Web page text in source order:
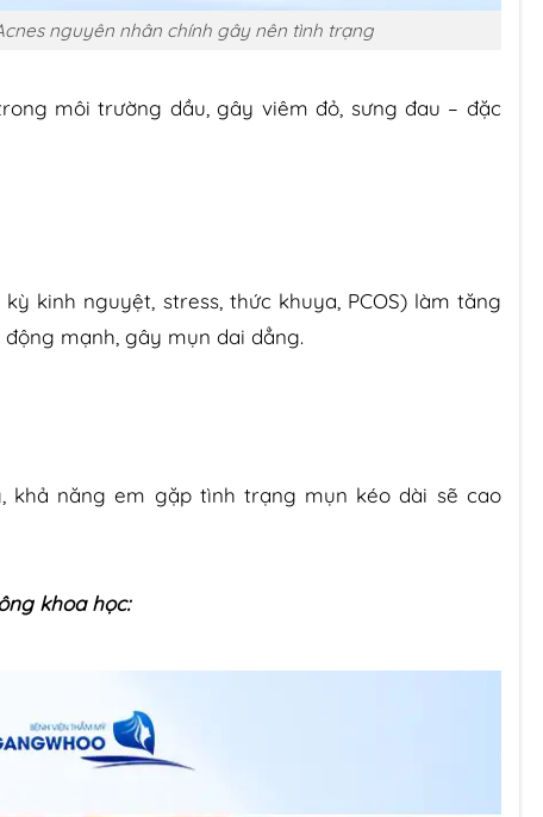
nguyên nhân chính gây nên tình trạng
môi trường dầu, gây viêm đỏ, sưng đau – đặc
kinh nguyệt, stress, thức khuya, PCOS) làm tăng
mạnh, gây mụn dai dẳng.
khả năng em gặp tình trạng mụn kéo dài sẽ cao
khoa học: